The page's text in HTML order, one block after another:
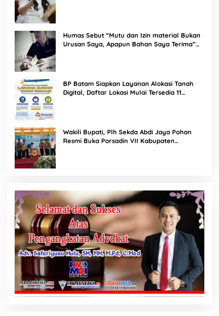
Humas Sebut “Mutu dan Izin material Bukan
Urusan Saya, Apapun Bahan Saya Terima”
BP Batam Siapkan Layanan Alokasi Tanah
Digital, Daftar Lokasi Mulai Tersedia 11
Wakili Bupati, Plh Sekda Abdi Jaya Pohan
Resmi Buka Porsadin VII Kabupaten